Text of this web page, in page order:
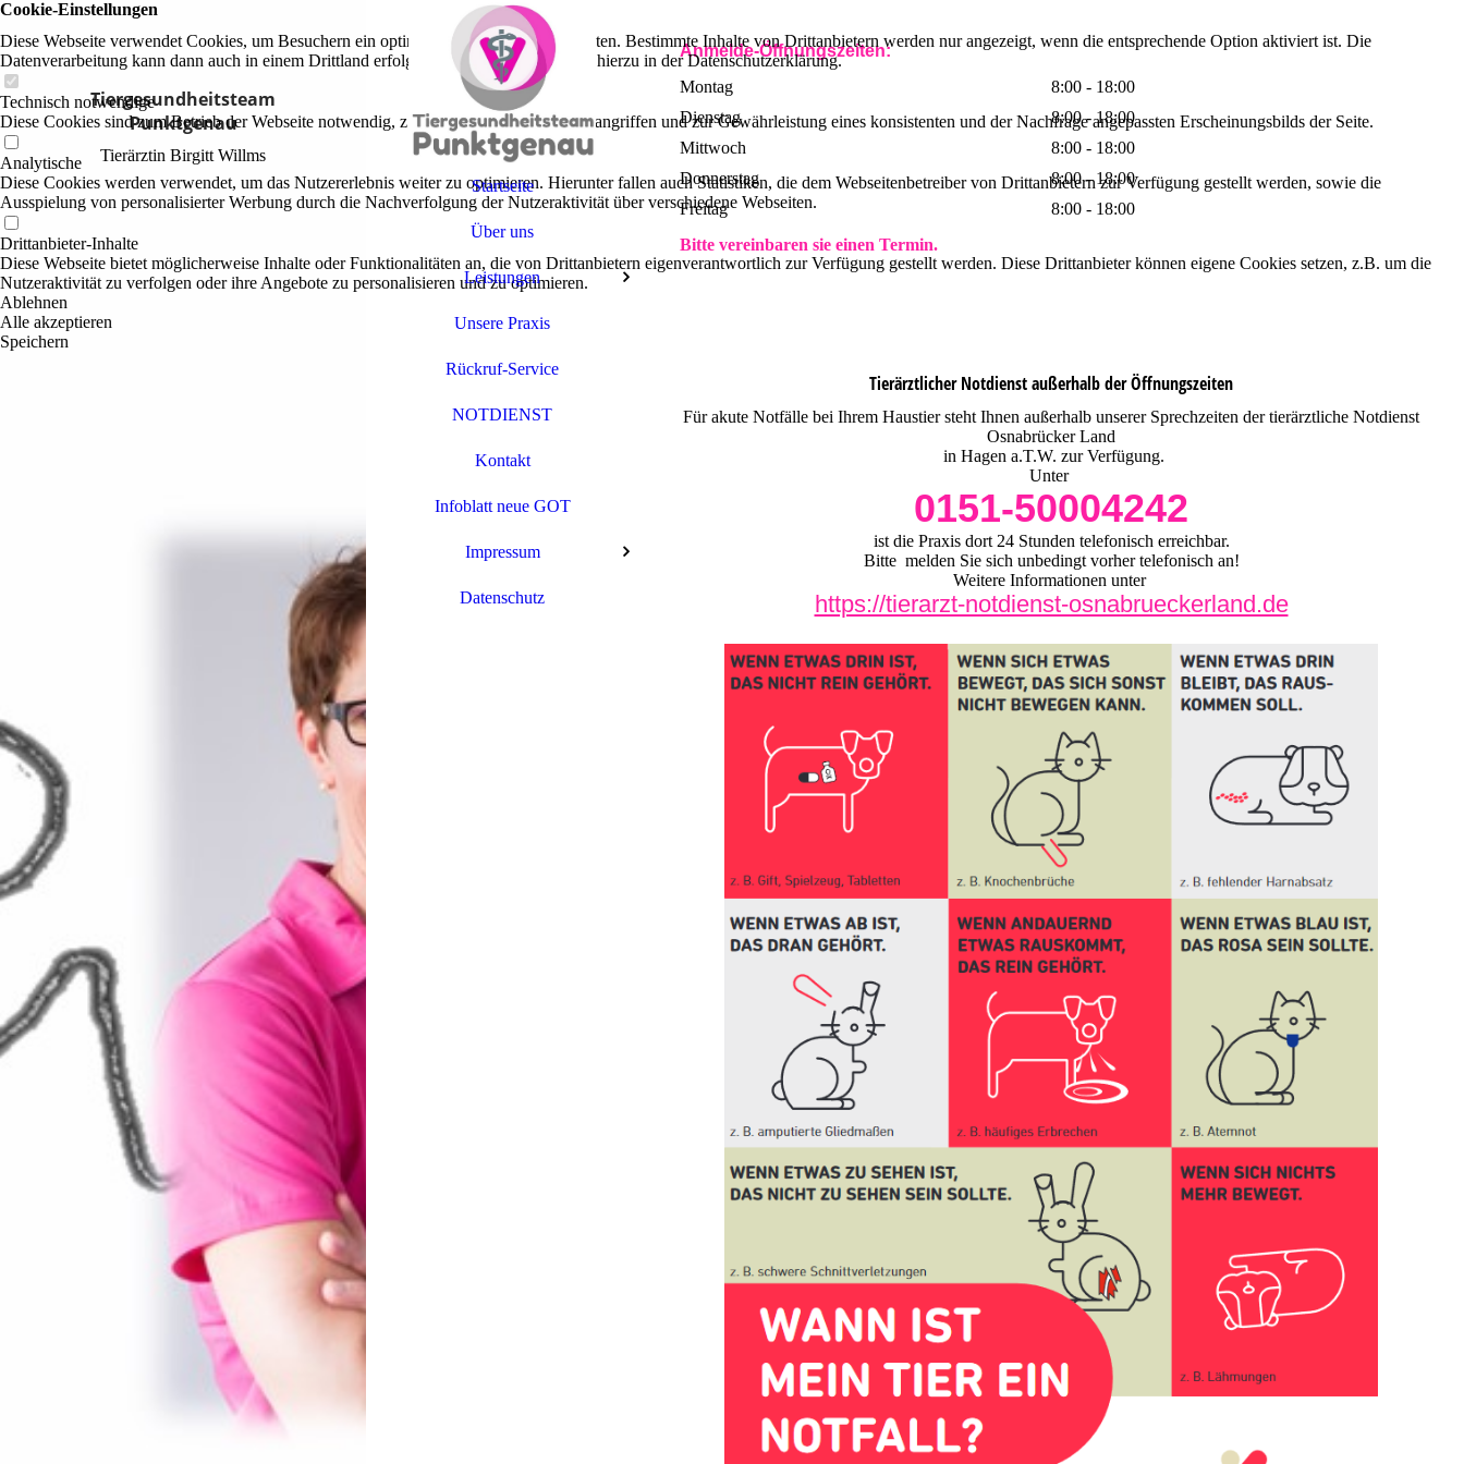
Tiergesundheitsteam
Punktgenau
Tierärztin Birgitt Willms
Startseite
Über uns
Leistungen
Unsere Praxis
Rückruf-Service
NOTDIENST
Kontakt
Infoblatt neue GOT
Impressum
Datenschutz
Anmelde-Öffnungszeiten:
Montag
8:00 - 18:00
Dienstag
8:00 - 18:00
Mittwoch
8:00 - 18:00
Donnerstag
8:00 - 18:00
Freitag
8:00 - 18:00
Bitte vereinbaren sie einen Termin.
Tierärztlicher Notdienst außerhalb der Öffnungszeiten
Für akute Notfälle bei Ihrem Haustier steht Ihnen außerhalb unserer Sprechzeiten der tierärztliche Notdienst
Osnabrücker Land
in Hagen a.T.W. zur Verfügung.
Unter
0151-50004242
ist die Praxis dort 24 Stunden telefonisch erreichbar.
Bitte melden Sie sich unbedingt vorher telefonisch an!
Weitere Informationen unter
https://tierarzt-notdienst-osnabrueckerland.de
Cookie-Einstellungen
Diese Webseite verwendet Cookies, um Besuchern ein optimales Nutzererlebnis zu bieten. Bestimmte Inhalte von Drittanbietern werden nur angezeigt, wenn die entsprechende Option aktiviert ist. Die
Datenverarbeitung kann dann auch in einem Drittland erfolgen. Weitere Informationen hierzu in der Datenschutzerklärung.
Technisch notwendige
Diese Cookies sind zum Betrieb der Webseite notwendig, z.B. zum Schutz vor Hackerangriffen und zur Gewährleistung eines konsistenten und der Nachfrage angepassten Erscheinungsbilds der Seite.
Analytische
Diese Cookies werden verwendet, um das Nutzererlebnis weiter zu optimieren. Hierunter fallen auch Statistiken, die dem Webseitenbetreiber von Drittanbietern zur Verfügung gestellt werden, sowie die
Ausspielung von personalisierter Werbung durch die Nachverfolgung der Nutzeraktivität über verschiedene Webseiten.
Drittanbieter-Inhalte
Diese Webseite bietet möglicherweise Inhalte oder Funktionalitäten an, die von Drittanbietern eigenverantwortlich zur Verfügung gestellt werden. Diese Drittanbieter können eigene Cookies setzen, z.B. um die
Nutzeraktivität zu verfolgen oder ihre Angebote zu personalisieren und zu optimieren.
Ablehnen
Alle akzeptieren
Speichern